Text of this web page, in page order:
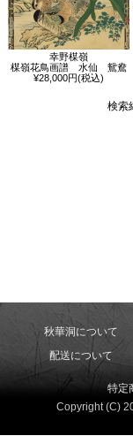
幸野楳嶺
楳嶺花鳥画譜 水仙 鴛鴦
¥28,000円(税込)
検索
秋華洞について
配送について
特定
Copyright (C)